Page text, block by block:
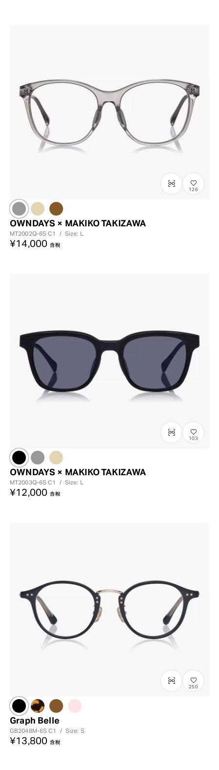
126
OWNDAYS × MAKIKO TAKIZAWA
MT2002Q-6SC1 / Size: L
¥14,000 含稅
103
OWNDAYS × MAKIKO TAKIZAWA
MT2003Q-6SC1 / Size: L
¥12,000 含稅
250
Graph Belle
GB2048M-6SC1 / Size: S
¥13,800 含稅